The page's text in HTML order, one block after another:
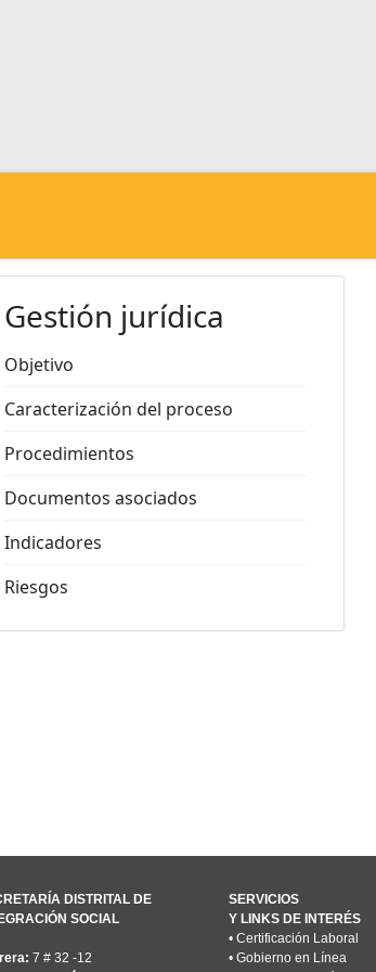
Gestión jurídica
Objetivo
Caracterización del proceso
Procedimientos
Documentos asociados
Indicadores
Riesgos
DISTRITAL DE
SOCIAL
7 # 32 -12
SERVICIOS
Y LINKS DE INTERÉS
• Certificación Laboral
• Gobierno en Línea